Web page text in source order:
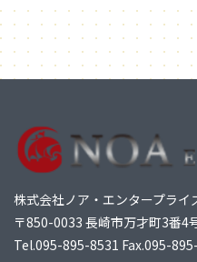
株式会社ノア・エンタープライ
〒850-0033 長崎市万才町3番4
Tel.095-895-8531 Fax.095-